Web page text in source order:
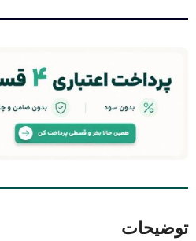
توضیحات